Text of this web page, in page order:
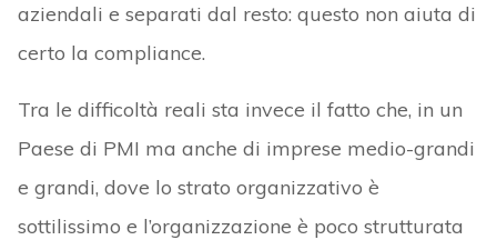
aziendali e separati dal resto: questo non aiuta di
certo la compliance.
Tra le difficoltà reali sta invece il fatto che, in un
Paese di PMI ma anche di imprese medio-grandi
e grandi, dove lo strato organizzativo è
sottilissimo e l’organizzazione è poco strutturata